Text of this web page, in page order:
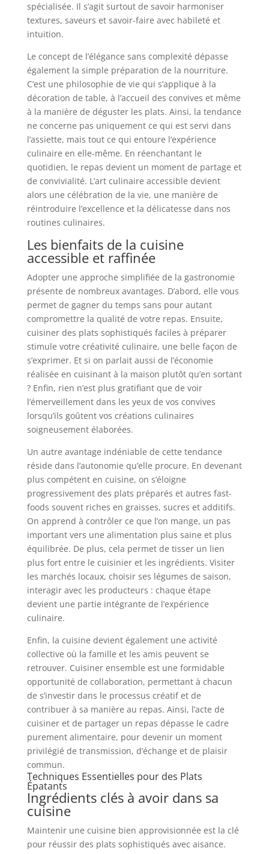
spécialisée. Il s’agit surtout de savoir harmoniser
textures, saveurs et savoir-faire avec habileté et
intuition.
Le concept de l’élégance sans complexité dépasse
également la simple préparation de la nourriture.
C’est une philosophie de vie qui s’applique à la
décoration de table, à l’accueil des convives et même
à la manière de déguster les plats. Ainsi, la tendance
ne concerne pas uniquement ce qui est servi dans
l’assiette, mais tout ce qui entoure l’expérience
culinaire en elle-même. En réenchantant le
quotidien, le repas devient un moment de partage et
de convivialité. L’art culinaire accessible devient
alors une célébration de la vie, une manière de
réintroduire l’excellence et la délicatesse dans nos
routines culinaires.
Les bienfaits de la cuisine
accessible et raffinée
Adopter une approche simplifiée de la gastronomie
présente de nombreux avantages. D’abord, elle vous
permet de gagner du temps sans pour autant
compromettre la qualité de votre repas. Ensuite,
cuisiner des plats sophistiqués faciles à préparer
stimule votre créativité culinaire, une belle façon de
s’exprimer. Et si on parlait aussi de l’économie
réalisée en cuisinant à la maison plutôt qu’en sortant
? Enfin, rien n’est plus gratifiant que de voir
l’émerveillement dans les yeux de vos convives
lorsqu’ils goûtent vos créations culinaires
soigneusement élaborées.
Un autre avantage indéniable de cette tendance
réside dans l’autonomie qu’elle procure. En devenant
plus compétent en cuisine, on s’éloigne
progressivement des plats préparés et autres fast-
foods souvent riches en graisses, sucres et additifs.
On apprend à contrôler ce que l’on mange, un pas
important vers une alimentation plus saine et plus
équilibrée. De plus, cela permet de tisser un lien
plus fort entre le cuisinier et les ingrédients. Visiter
les marchés locaux, choisir ses légumes de saison,
interagir avec les producteurs : chaque étape
devient une partie intégrante de l’expérience
culinaire.
Enfin, la cuisine devient également une activité
collective où la famille et les amis peuvent se
retrouver. Cuisiner ensemble est une formidable
opportunité de collaboration, permettant à chacun
de s’investir dans le processus créatif et de
contribuer à sa manière au repas. Ainsi, l’acte de
cuisiner et de partager un repas dépasse le cadre
purement alimentaire, pour devenir un moment
privilégié de transmission, d’échange et de plaisir
commun.
Techniques Essentielles pour des Plats
Épatants
Ingrédients clés à avoir dans sa
cuisine
Maintenir une cuisine bien approvisionnée est la clé
pour réussir des plats sophistiqués avec aisance.